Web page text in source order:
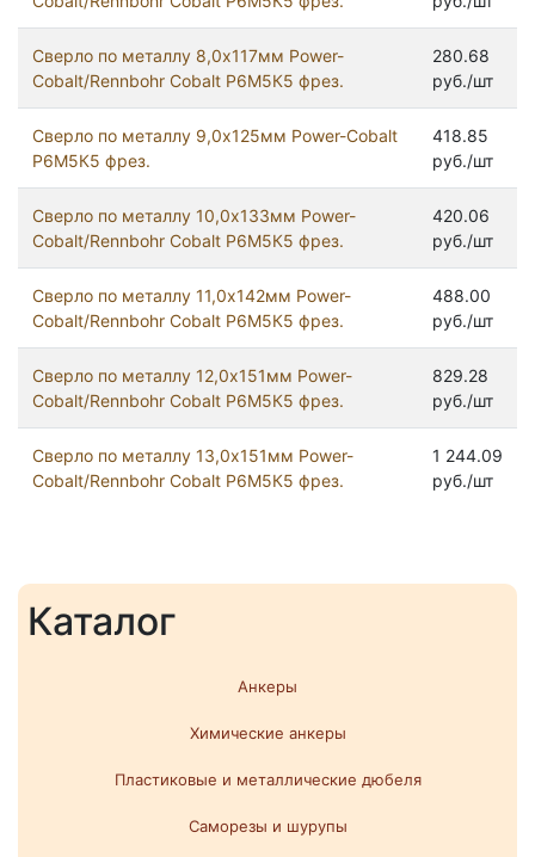
Каталог
Анкеры
Химические анкеры
Пластиковые и металлические дюбеля
Саморезы и шурупы
Сверло по металлу 8,0х117мм Power-
Cobalt/Rennbohr Cobalt Р6М5К5 фрез.
280.68
руб./шт
Сверло по металлу 9,0х125мм Power-Cobalt
Р6М5К5 фрез.
418.85
руб./шт
Сверло по металлу 10,0х133мм Power-
Cobalt/Rennbohr Cobalt Р6М5К5 фрез.
420.06
руб./шт
Сверло по металлу 11,0х142мм Power-
Cobalt/Rennbohr Cobalt Р6М5К5 фрез.
488.00
руб./шт
Сверло по металлу 12,0х151мм Power-
Cobalt/Rennbohr Cobalt Р6М5К5 фрез.
829.28
руб./шт
Сверло по металлу 13,0х151мм Power-
Cobalt/Rennbohr Cobalt Р6М5К5 фрез.
1 244.09
руб./шт